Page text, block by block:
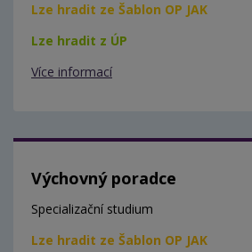
Lze hradit ze Šablon OP JAK
Lze hradit z ÚP
Více informací
Výchovný poradce
Specializační studium
Lze hradit ze Šablon OP JAK